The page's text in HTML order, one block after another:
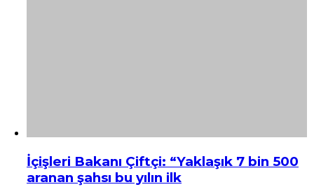
İçişleri Bakanı Çiftçi: “Yaklaşık 7 bin 500
aranan şahsı bu yılın ilk